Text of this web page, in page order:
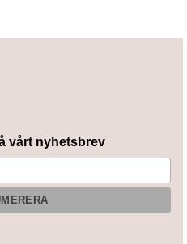
vårt nyhetsbrev